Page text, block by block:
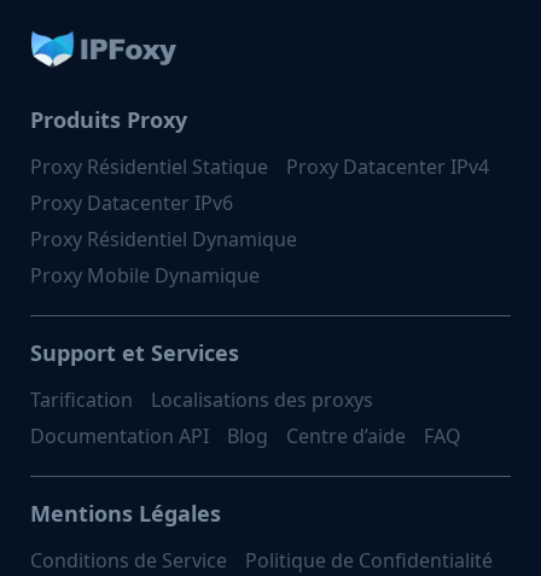
Produits Proxy
Proxy Résidentiel Statique
Proxy Datacenter IPv4
Proxy Datacenter IPv6
Proxy Résidentiel Dynamique
Proxy Mobile Dynamique
Support et Services
Tarification
Localisations des proxys
Documentation API
Blog Centre d’aide FAQ
Mentions Légales
Conditions de Service Politique de Confidentialité